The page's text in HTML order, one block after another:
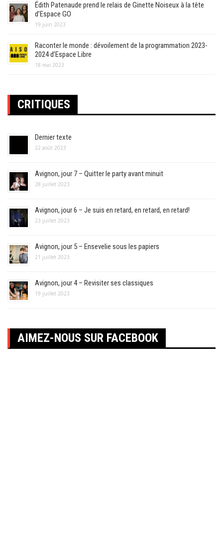
Édith Patenaude prend le relais de Ginette Noiseux à la tête
d’Espace GO
19 juin 2023
Raconter le monde : dévoilement de la programmation 2023-
2024 d’Espace Libre
18 mai 2023
CRITIQUES
Dernier texte
22 août 2023
Avignon, jour 7 – Quitter le party avant minuit
28 juillet 2023
Avignon, jour 6 – Je suis en retard, en retard, en retard!
23 juillet 2023
Avignon, jour 5 – Ensevelie sous les papiers
21 juillet 2023
Avignon, jour 4 – Revisiter ses classiques
19 juillet 2023
AIMEZ-NOUS SUR FACEBOOK